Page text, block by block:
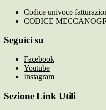
Codice univoco
CODICE
Seguici su
Facebook
Youtube
Instagram
Sezione Link Utili